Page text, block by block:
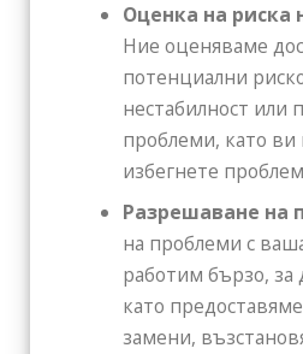
Оценка на риска
Ние оценяваме
потенциални
нестабилност или
проблеми, като ви
избегнете
Разрешаване на
на проблеми с
работим бързо,
като
замени,